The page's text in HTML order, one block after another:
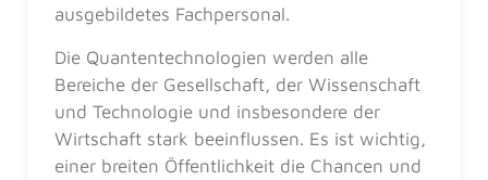
ausgebildetes Fachpersonal.
Die Quantentechnologien werden alle
Bereiche der Gesellschaft, der Wissenschaft
und Technologie und insbesondere der
Wirtschaft stark beeinflussen. Es ist wichtig,
einer breiten Öffentlichkeit die Chancen und